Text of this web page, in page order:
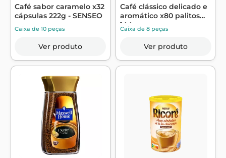
Café sabor caramelo x32
cápsulas 222g - SENSEO
Caixa de 10 peças
Ver produto
Café clássico delicado e
aromático x80 palitos
144g -...
Caixa de 8 peças
Ver produto